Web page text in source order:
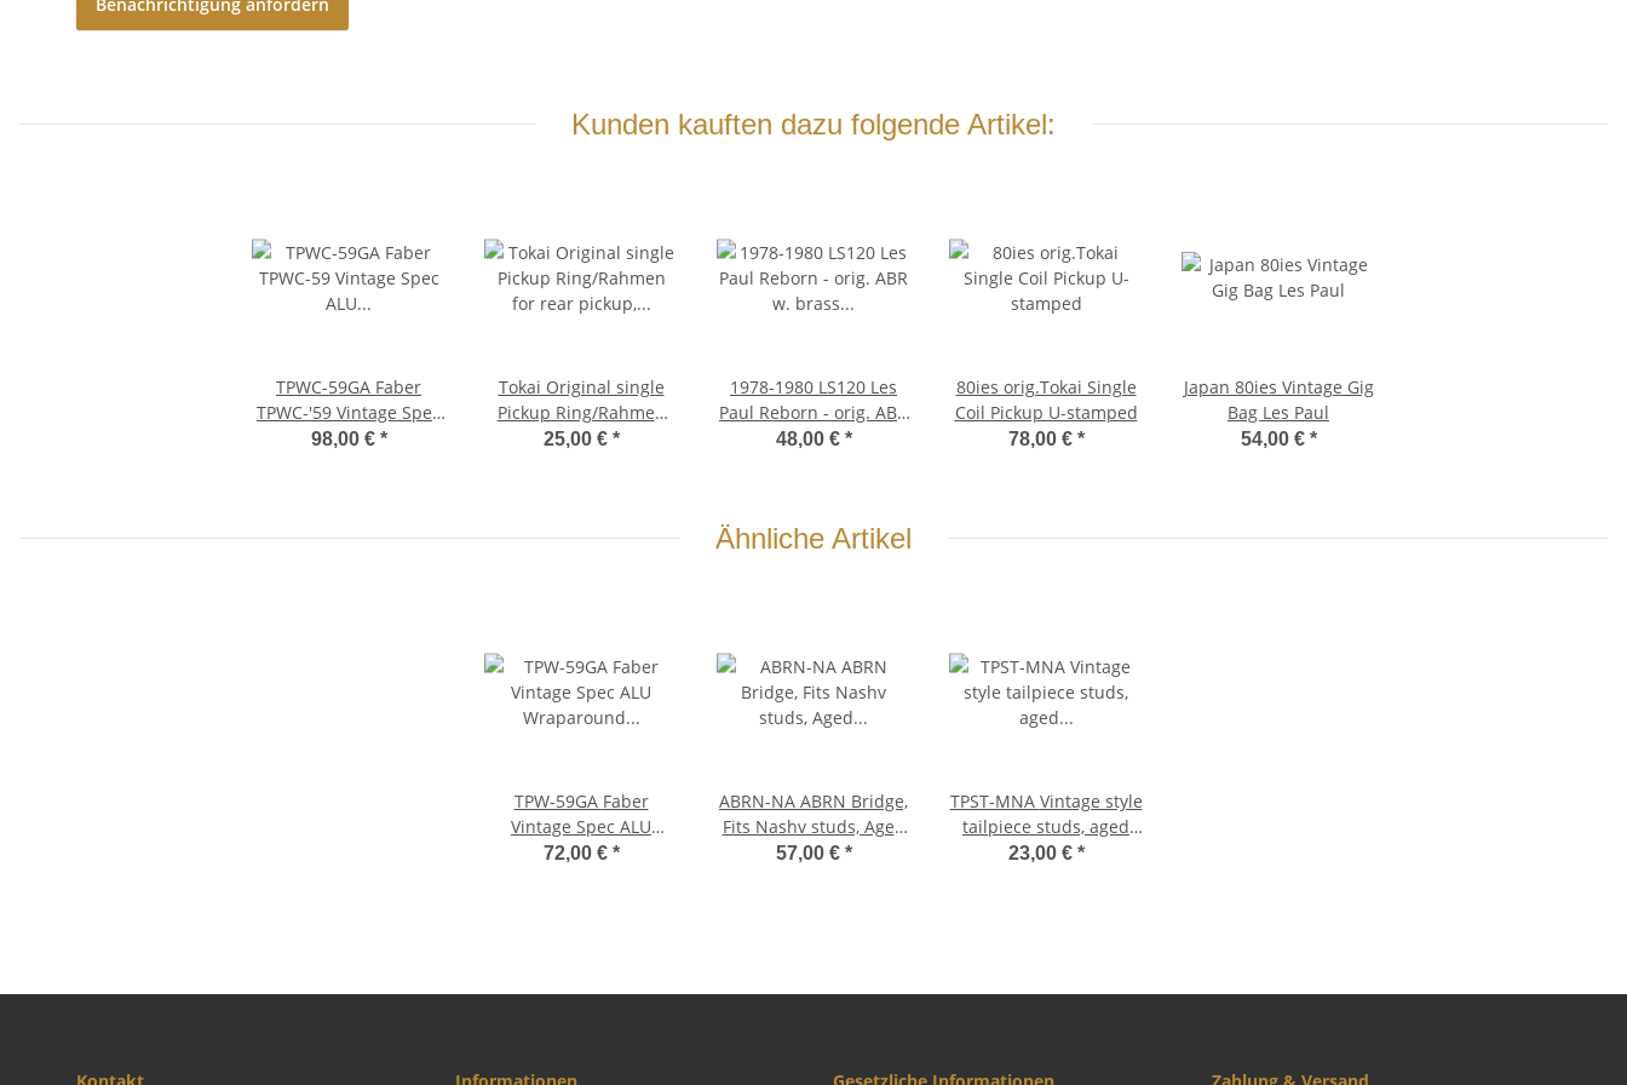
Kunden kauften dazu folgende Artikel:
TPWC-59GA Faber
TPWC-'59 Vintage Spec
ALU Compensated
98,00 € *
Tokai Original single
Pickup Ring/Rahmen
for rear pickup, flat '59
25,00 € *
1978-1980 LS120 Les
Paul Reborn - orig. ABR
w. brass saddles,
48,00 € *
80ies orig.Tokai Single
Coil Pickup U-stamped
78,00 € *
Japan 80ies Vintage Gig
Bag Les Paul
54,00 € *
Ähnliche Artikel
TPW-59GA Faber
Vintage Spec ALU
Wraparound Tailpiece,
72,00 € *
ABRN-NA ABRN Bridge,
Fits Nashv studs, Aged
Nickel, Brass saddles
57,00 € *
TPST-MNA Vintage style
tailpiece studs, aged
nickel, METRIC
23,00 € *